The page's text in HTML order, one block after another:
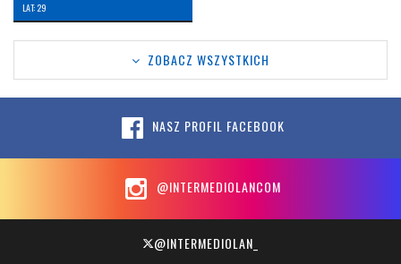
LAT: 29
ZOBACZ WSZYSTKICH
NASZ PROFIL FACEBOOK
@INTERMEDIOLANCOM
@INTERMEDIOLAN_